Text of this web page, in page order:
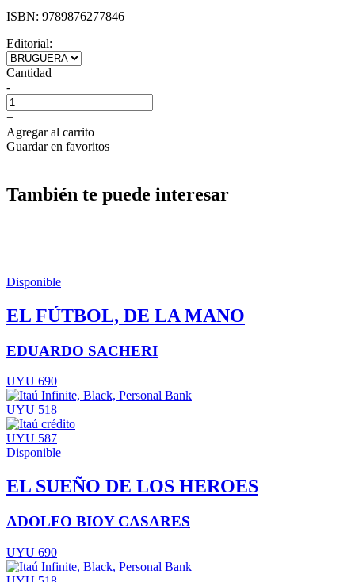
ISBN: 9789876277846
Editorial:
Cantidad
-
+
Agregar al carrito
Guardar en favoritos
También te puede interesar
Disponible
EL FÚTBOL, DE LA MANO
EDUARDO SACHERI
UYU 690
UYU 518
UYU 587
Disponible
EL SUEÑO DE LOS HEROES
ADOLFO BIOY CASARES
UYU 690